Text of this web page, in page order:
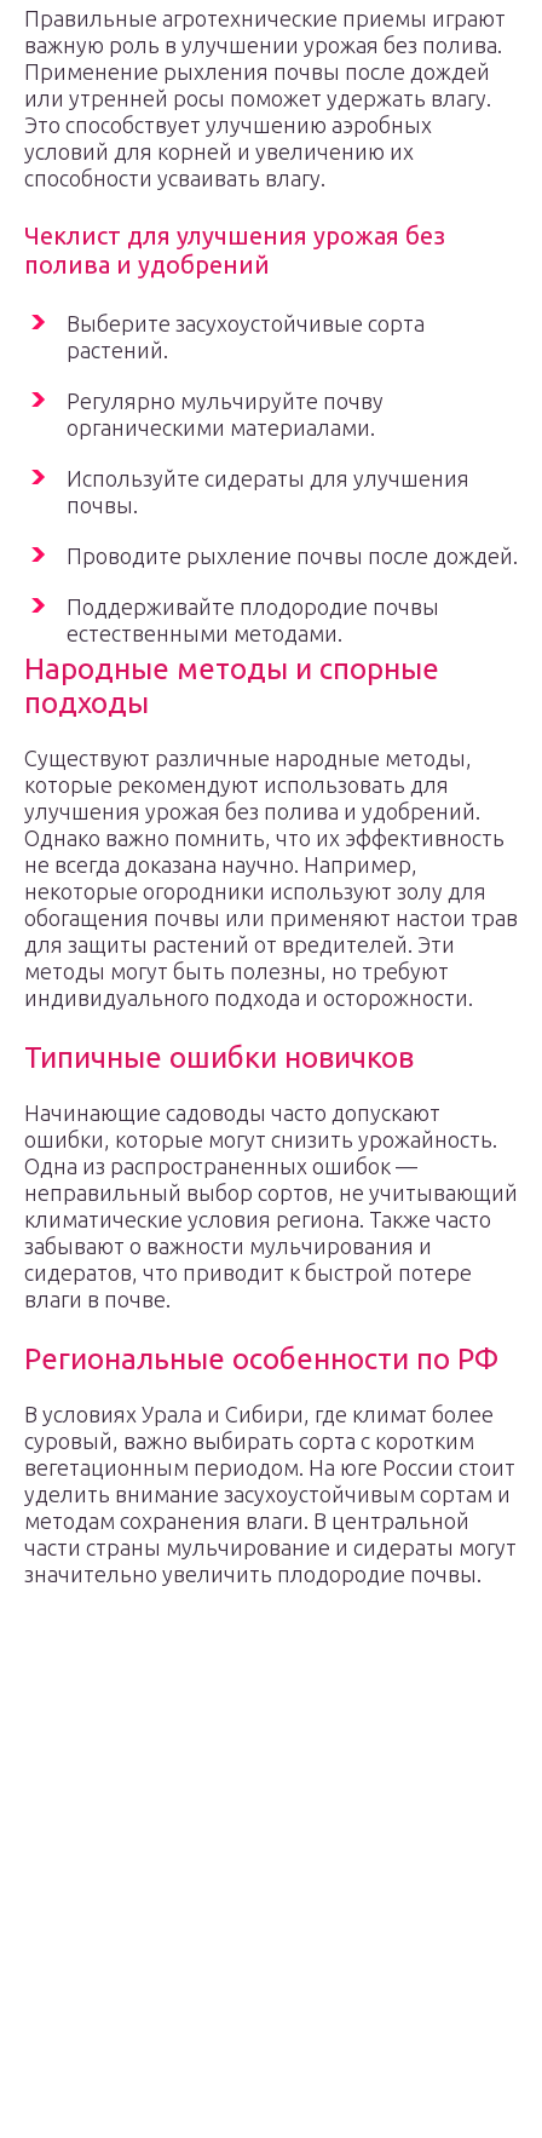
Правильные агротехнические приемы играют
важную роль в улучшении урожая без полива.
Применение рыхления почвы после дождей
или утренней росы поможет удержать влагу.
Это способствует улучшению аэробных
условий для корней и увеличению их
способности усваивать влагу.
Чеклист для улучшения урожая без
полива и удобрений
Выберите засухоустойчивые сорта
растений.
Регулярно мульчируйте почву
органическими материалами.
Используйте сидераты для улучшения
почвы.
Проводите рыхление почвы после дождей.
Поддерживайте плодородие почвы
естественными методами.
Народные методы и спорные
подходы
Существуют различные народные методы,
которые рекомендуют использовать для
улучшения урожая без полива и удобрений.
Однако важно помнить, что их эффективность
не всегда доказана научно. Например,
некоторые огородники используют золу для
обогащения почвы или применяют настои трав
для защиты растений от вредителей. Эти
методы могут быть полезны, но требуют
индивидуального подхода и осторожности.
Типичные ошибки новичков
Начинающие садоводы часто допускают
ошибки, которые могут снизить урожайность.
Одна из распространенных ошибок —
неправильный выбор сортов, не учитывающий
климатические условия региона. Также часто
забывают о важности мульчирования и
сидератов, что приводит к быстрой потере
влаги в почве.
Региональные особенности по РФ
В условиях Урала и Сибири, где климат более
суровый, важно выбирать сорта с коротким
вегетационным периодом. На юге России стоит
уделить внимание засухоустойчивым сортам и
методам сохранения влаги. В центральной
части страны мульчирование и сидераты могут
значительно увеличить плодородие почвы.